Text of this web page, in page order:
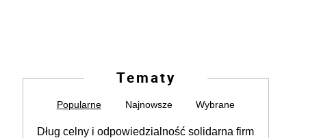
Tematy
Popularne Najnowsze Wybrane
Dług celny i odpowiedzialność solidarna firm